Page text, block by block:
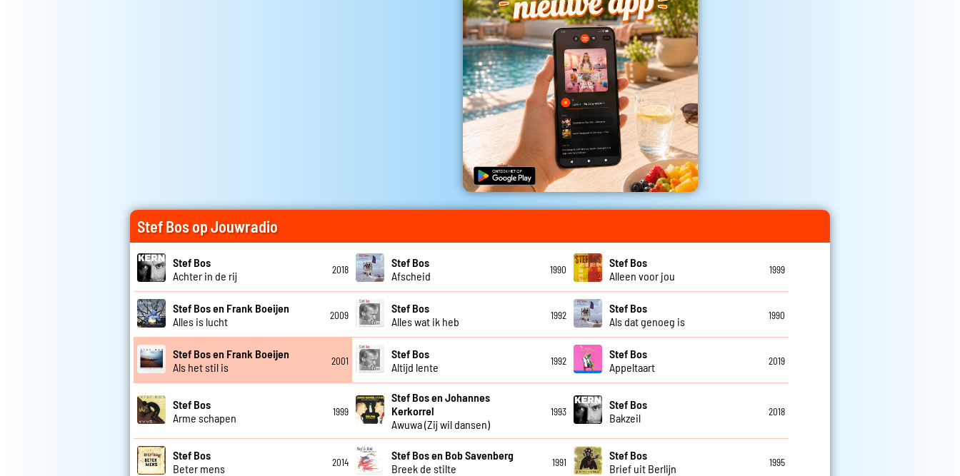
Stef Bos op Jouwradio
Stef Bos
Achter in de rij
2018
Stef Bos
Afscheid
1990
Stef Bos
Alleen voor jou
1999
Stef Bos en Frank Boeijen
Alles is lucht
2009
Stef Bos
Alles wat ik heb
1992
Stef Bos
Als dat genoeg is
1990
Stef Bos en Frank Boeijen
Als het stil is
2001
Stef Bos
Altijd lente
1992
Stef Bos
Appeltaart
2019
Stef Bos
Arme schapen
1999
Stef Bos en Johannes
Kerkorrel
Awuwa (Zij wil dansen)
1993
Stef Bos
Bakzeil
2018
Stef Bos
Beter mens
2014
Stef Bos en Bob Savenberg
Breek de stilte
1991
Stef Bos
Brief uit Berlijn
1995